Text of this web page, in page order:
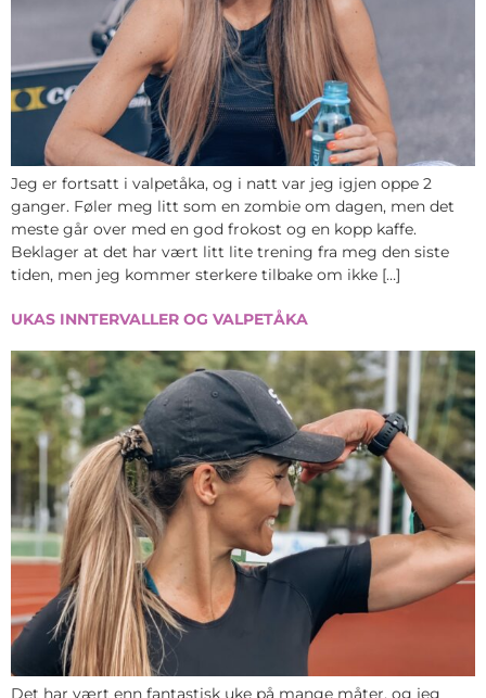
Jeg er fortsatt i valpetåka, og i natt var jeg igjen oppe 2
ganger. Føler meg litt som en zombie om dagen, men det
meste går over med en god frokost og en kopp kaffe.
Beklager at det har vært litt lite trening fra meg den siste
tiden, men jeg kommer sterkere tilbake om ikke […]
UKAS INNTERVALLER OG VALPETÅKA
Det har vært enn fantastisk uke på mange måter, og jeg